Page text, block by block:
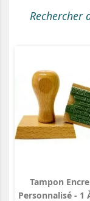
Rechercher
Tampon
Personnalisé - 1